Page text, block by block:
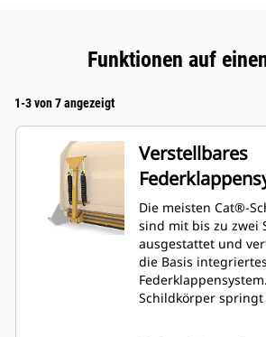
Funktionen auf
1-3 von 7 angezeigt
Verstellbares
Die meisten Cat®-
sind mit bis zu zwei
ausgestattet und
die Basis integriertes
Schildkörper